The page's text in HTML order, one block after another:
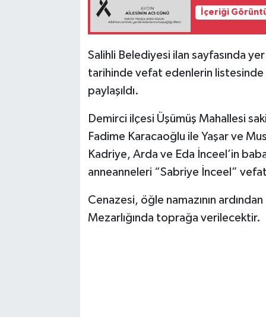
İçeriği
Salihli Belediyesi ilan sayfasında
tarihinde vefat edenlerin
paylaşıldı.
Demirci ilçesi Üşümüş Mahallesi
Fadime Karacaoğlu ile Yaşar ve
Kadriye, Arda ve Eda İnceel’in
anneanneleri “Sabriye İnceel”
Cenazesi, öğle namazının
Mezarlığında toprağa verilecektir.